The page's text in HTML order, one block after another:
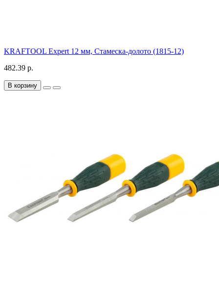
KRAFTOOL Expert 12 мм, Стамеска-долото (1815-12)
482.39 р.
В корзину